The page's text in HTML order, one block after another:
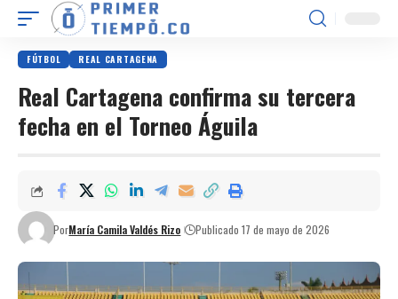
FÚTBOL REAL CARTAGENA
Real Cartagena confirma su tercera
fecha en el Torneo Águila
PorMaría Camila Valdés Rizo Publicado 17 de mayo de 2026